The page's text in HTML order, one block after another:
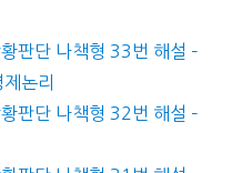
판단 나책형 33번 해설 –
논리
판단 나책형 32번 해설 –